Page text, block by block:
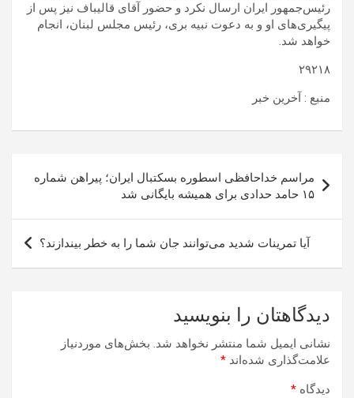
رئیس‌جمهور ایران ارسال نکرد و حضور آقای قالیباف نیز پس از
پیگیری‌های او و به دعوت نبیه بری، رئیس مجلس لبنان، انجام
خواهد شد.
۲۹۲۱۸
منبع : آخرین خبر
نوشته
مراسم خداحافظی اسطوره بسکتبال ایران؛ پیراهن شماره
۱۵ حامد حدادی برای همیشه بایگانی شد
آیا تمرینات شدید می‌توانند جان شما را به خطر بیندازند؟
دیدگاهتان را بنویسید
نشانی ایمیل شما منتشر نخواهد شد. بخش‌های موردنیاز
علامت‌گذاری شده‌اند *
دیدگاه *